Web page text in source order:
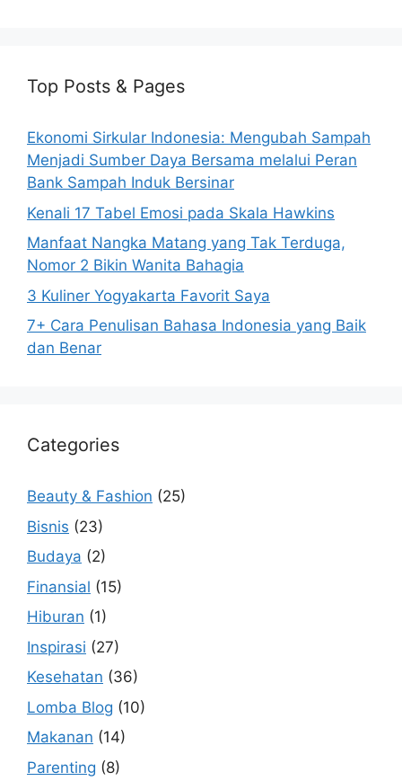
Top Posts & Pages
Ekonomi Sirkular Indonesia: Mengubah Sampah
Menjadi Sumber Daya Bersama melalui Peran
Bank Sampah Induk Bersinar
Kenali 17 Tabel Emosi pada Skala Hawkins
Manfaat Nangka Matang yang Tak Terduga,
Nomor 2 Bikin Wanita Bahagia
3 Kuliner Yogyakarta Favorit Saya
7+ Cara Penulisan Bahasa Indonesia yang Baik
dan Benar
Categories
Beauty & Fashion (25)
Bisnis (23)
Budaya (2)
Finansial (15)
Hiburan (1)
Inspirasi (27)
Kesehatan (36)
Lomba Blog (10)
Makanan (14)
Parenting (8)